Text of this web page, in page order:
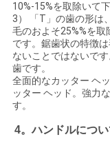
10%-15%を取除いて
3） 「T」の歯の形は
毛のおよそ25%%を
です。鋸歯状の特徴
ないことではないで
歯です。
全面的なカッター ヘ
ッター ヘッド。強力
す。
4。ハンドルにつ